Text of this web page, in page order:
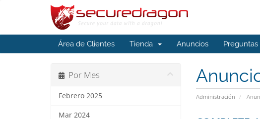
Área de Clientes Tienda Anuncios
Administración
Por Mes
Febrero 2025
Mar 2024